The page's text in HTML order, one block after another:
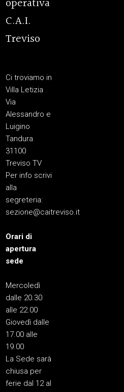
C.A.I.
Treviso
Ci troviamo in
Villa Letizia
Via
Alessandro e
Luigino
Tandura
31100
Treviso TV
Per info scrivi
alla
segreteria:
sezione@caitreviso.it
Orari di
apertura
sede
Mercoledì
dalle 20.30
alle 22.00
Giovedì dalle
17.00 alle
19.00
La Sede sarà
chiusa per
ferie dal 12 al